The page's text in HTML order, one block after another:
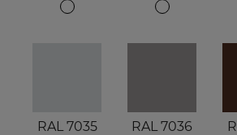
RAL 7035 RAL 7036